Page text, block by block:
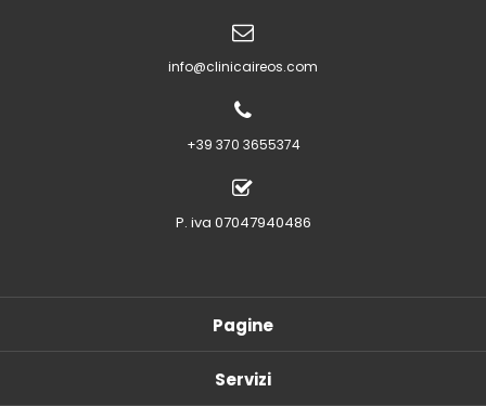
info@clinicaireos.com
+39 370 3655374
P. iva 07047940486
Pagine
Servizi